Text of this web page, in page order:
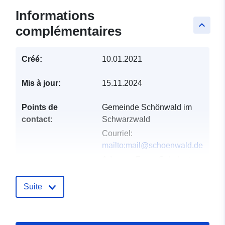
keyboard_arrow_up
Informations
complémentaires
Créé: 10.01.2021
Mis à jour: 15.11.2024
Points de
contact:
Gemeinde Schönwald im
Schwarzwald
Courriel:
mailto:mail@schoenwald.de
http://www.schoenwald.net
Suite